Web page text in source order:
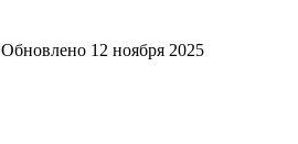
Обновлено 12 ноября 2025